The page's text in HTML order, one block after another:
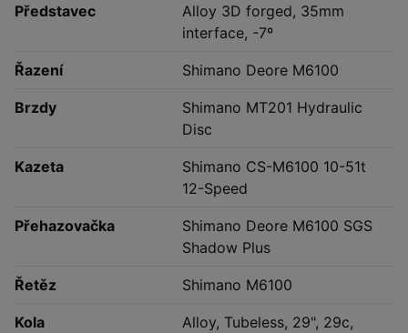
Představec
Alloy 3D forged, 35mm
interface, -7º
Řazení Shimano Deore M6100
Brzdy
Shimano MT201 Hydraulic
Disc
Kazeta
Shimano CS-M6100 10-51t
12-Speed
Přehazovačka
Shimano Deore M6100 SGS
Shadow Plus
Řetěz Shimano M6100
Kola
Alloy, Tubeless, 29", 29c,